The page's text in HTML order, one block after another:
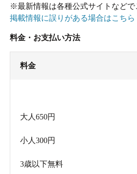
※最新情報は各種公式サイトなどで
掲載情報に誤りがある場合はこちら
料金・お支払い方法
料金
大人650円
小人300円
3歳以下無料